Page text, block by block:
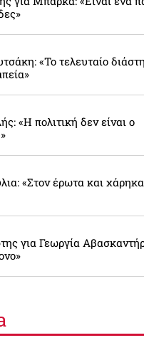
«Το τελευταίο
«Η πολιτική δεν είναι ο
«Στον έρωτα και
για Γεωργία